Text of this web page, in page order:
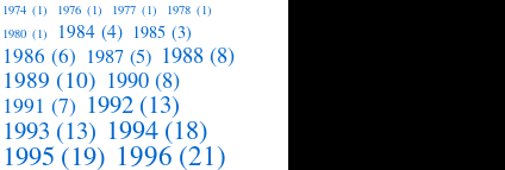
1974 (1) 1976 (1) 1977 (1) 1978 (1)
1980 (1) 1984 (4) 1985 (3)
1986 (6) 1987 (5) 1988 (8)
1989 (10) 1990 (8)
1991 (7) 1992 (13)
1993 (13) 1994 (18)
1995 (19) 1996 (21)